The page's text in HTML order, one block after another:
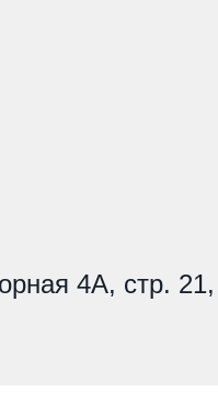
4А, стр. 21,